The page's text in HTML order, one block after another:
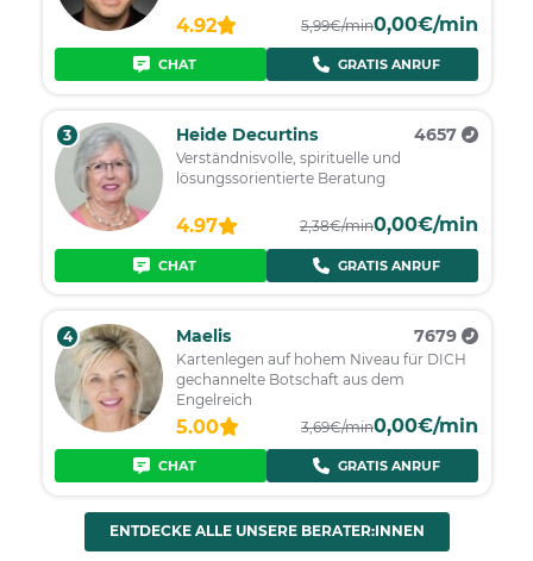
4.92 5,99€/min0,00€/min
CHAT GRATIS ANRUF
3 Heide Decurtins 4657
Verständnisvolle, spirituelle und
lösungssorientierte Beratung
4.97 2,38€/min0,00€/min
CHAT GRATIS ANRUF
4 Maelis 7679
Kartenlegen auf hohem Niveau für DICH
gechannelte Botschaft aus dem
Engelreich
5.00 3,69€/min0,00€/min
CHAT GRATIS ANRUF
ENTDECKE ALLE UNSERE BERATER:INNEN